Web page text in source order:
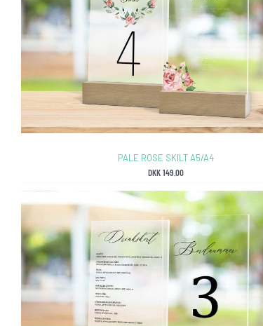
PALE ROSE SKILT A5/A4
DKK149.00